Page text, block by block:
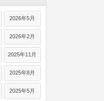
2026年5月
2026年2月
2025年11月
2025年8月
2025年5月